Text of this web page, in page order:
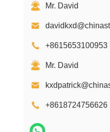
Mr. David
+8615653100953
Mr. David
+8618724756626